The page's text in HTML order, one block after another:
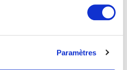
Paramètres